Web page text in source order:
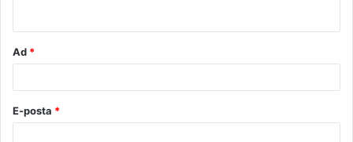
Ad *
E-posta *